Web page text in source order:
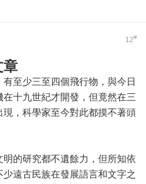
12#
章
至少三至四個飛行物，與今日
十九世紀才開發，但竟然在三
，科學家至今對此都摸不著頭
的研究都不遺餘力，但所知依
遠古民族在發展語言和文字之